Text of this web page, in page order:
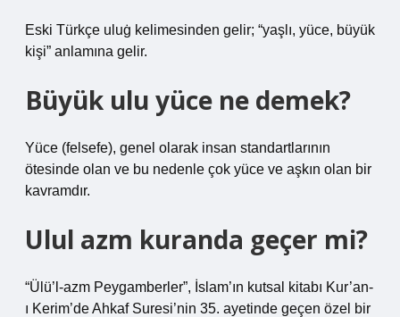
Eski Türkçe uluġ kelimesinden gelir; “yaşlı, yüce, büyük
kişi” anlamına gelir.
Büyük ulu yüce ne demek?
Yüce (felsefe), genel olarak insan standartlarının
ötesinde olan ve bu nedenle çok yüce ve aşkın olan bir
kavramdır.
Ulul azm kuranda geçer mi?
“Ülü’l-azm Peygamberler”, İslam’ın kutsal kitabı Kur’an-
ı Kerim’de Ahkaf Suresi’nin 35. ayetinde geçen özel bir